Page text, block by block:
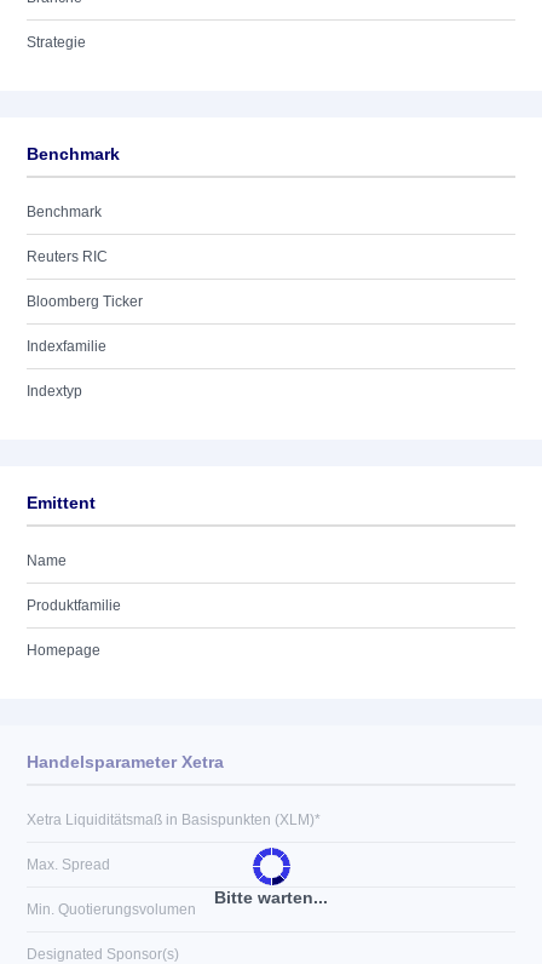
Strategie
Benchmark
Benchmark
Reuters RIC
Bloomberg Ticker
Indexfamilie
Indextyp
Emittent
Name
Produktfamilie
Homepage
Bitte warten...
Handelsparameter Xetra
Xetra Liquiditätsmaß in Basispunkten (XLM)*
Max. Spread
Min. Quotierungsvolumen
Designated Sponsor(s)